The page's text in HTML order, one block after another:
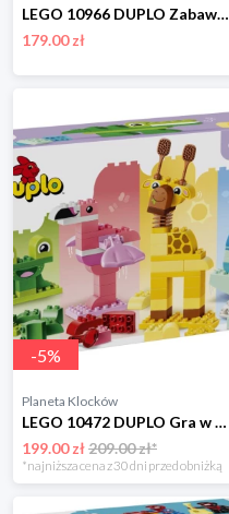
LEGO 10966 DUPLO Zabawa w kąpieli: pływająca wyspa ze zwierzątkami Lego
179.00 zł
-5%
Planeta Klocków
LEGO 10472 DUPLO Gra w budowanie zwierzątek Lego
199.00 zł209.00 zł*
*najniższa cena z 30 dni przed obniżką